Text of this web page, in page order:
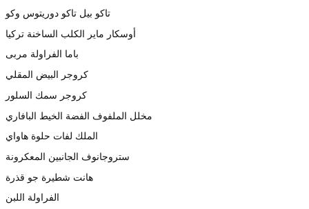
تاكو بيل تاكو دوريتوس وكو
أوسكار ماير الكلب الساخنة تركيا
باما الفراولة مربى
كروجر البيض المقلي
كروجر سمك السلور
مخلل الملفوف الفضة الخيط البافاري
الملك لفات حلوة هاواي
ستروجانوف الجانبين المعكرونة
هانت شطيرة جو قذرة
الفراولة اللبن